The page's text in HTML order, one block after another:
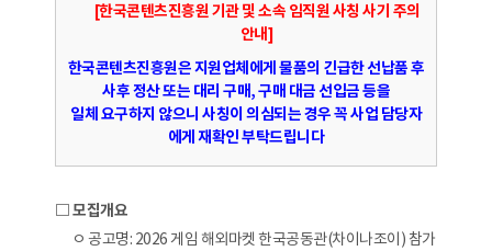
[한국콘텐츠진흥원 기관 및 소속 임직원 사칭 사기 주의
안내]
한국콘텐츠진흥원은 지원업체에게 물품의 긴급한 선납품 후
사후 정산 또는 대리 구매, 구매 대금 선입금 등을
일체 요구하지 않으니 사칭이 의심되는 경우 꼭 사업 담당자
에게 재확인 부탁드립니다
□ 모집개요
ㅇ 공고명: 2026 게임 해외마켓 한국공동관(차이나조이) 참가